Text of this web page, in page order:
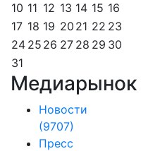
10 11 12 13 14 15 16
17 18 19 20 21 22 23
24 25 26 27 28 29 30
31
Медиарынок
Новости
(9707)
Пресс